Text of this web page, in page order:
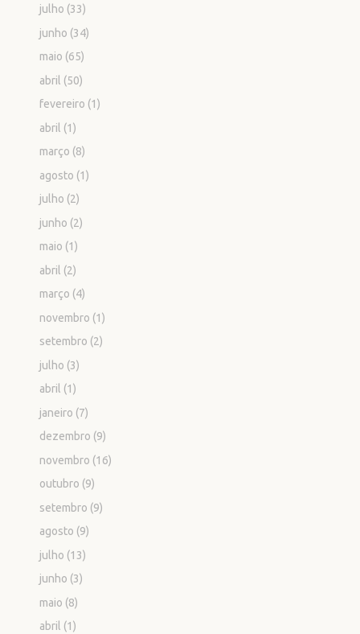
julho (33)
junho (34)
maio (65)
abril (50)
fevereiro (1)
abril (1)
março (8)
agosto (1)
julho (2)
junho (2)
maio (1)
abril (2)
março (4)
novembro (1)
setembro (2)
julho (3)
abril (1)
janeiro (7)
dezembro (9)
novembro (16)
outubro (9)
setembro (9)
agosto (9)
julho (13)
junho (3)
maio (8)
abril (1)